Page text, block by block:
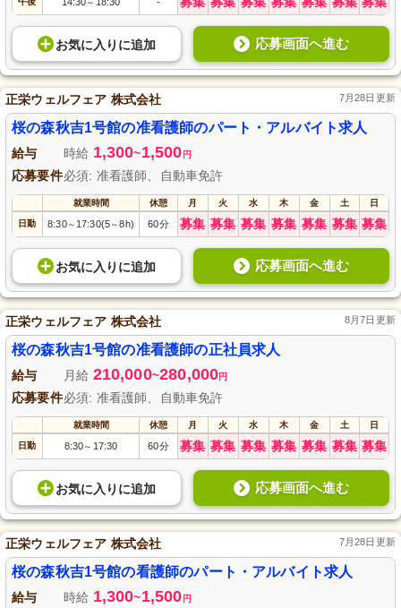
～
お気に入り に追加 応募画面へ進む
正栄ウェルフェア 株式会社 7月28日更新
桜の森秋吉1号館の准看護師のパート・アルバイト求人
給与 時給 1,300~1,500 円
応募要件必須: 准看護師、自動車免許
就業時間 休憩 月 火 水 木 金 土 日
日勤 8:30～ 17:30(5～8h) 60分 募集 募集 募集 募集 募集 募集 募集
お気に入り に追加 応募画面へ進む
正栄ウェルフェア 株式会社 8月7日更新
桜の森秋吉1号館の准看護師の正社員求人
給与 月給 210,000~280,000円
応募要件必須: 准看護師、自動車免許
就業時間 休憩 月 火 水 木 金 土 日
日勤 8:30～ 17:30 60分 募集 募集 募集 募集 募集 募集 募集
お気に入り に追加 応募画面へ進む
正栄ウェルフェア 株式会社 7月28日更新
桜の森秋吉1号館の看護師のパート・アルバイト求人
給与 時給 1,300~1,500 円